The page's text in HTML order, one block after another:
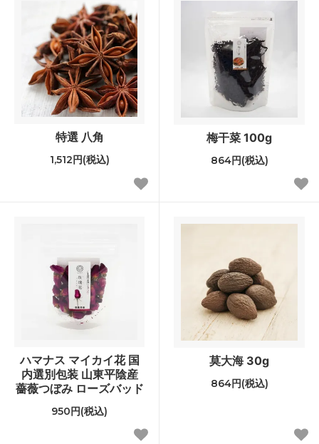
特選 八角
1,512円(税込)
梅干菜 100g
864円(税込)
ハマナス マイカイ花 国
内選別包装 山東平陰産
薔薇つぼみ ローズバッド
950円(税込)
莫大海 30g
864円(税込)